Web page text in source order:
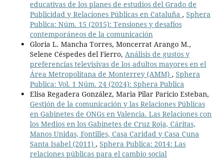
educativas de los planes de estudios del Grado de
Publicidad y Relaciones Públicas en Cataluña , Sphera
Publica: Núm. 15 (2015): Tensiones y desafíos
contemporáneos de la comunicación
Gloria L. Mancha Torres, Moncerrat Arango M.,
Selene Céspedes del Fierro, Análisis de gustos y
preferencias televisivas de los adultos mayores en el
Área Metropolitana de Monterrey (AMM) , Sphera
Publica: Vol. 1 Núm. 24 (2024): Sphera Publica
Elisa Regadera González, Maria Pilar Paricio Esteban,
Gestión de la comunicación y las Relaciones Públicas
en Gabinetes de ONGs en Valencia. Las Relaciones con
los Medios en los Gabinetes de Cruz Roja, Cáritas,
Manos Unidas, Fontilles, Casa Caridad y Casa Cuna
Santa Isabel (2011) , Sphera Publica: 2014: Las
relaciones públicas para el cambio social